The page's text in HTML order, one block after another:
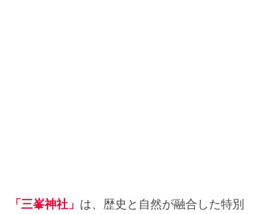
「三峯神社」 は、歴史と自然が融合した特別